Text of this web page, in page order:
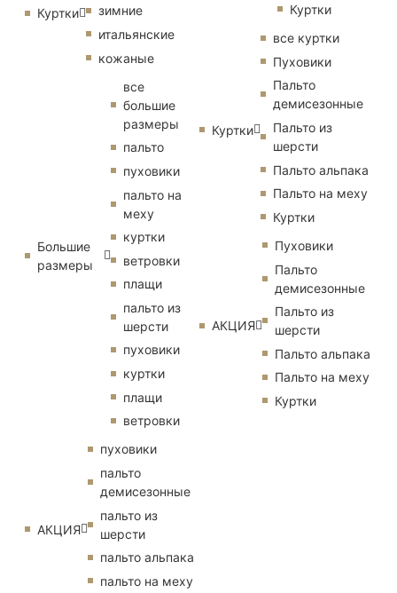
Куртки
зимние
итальянские
кожаные
Большие
размеры
все
большие
размеры
пальто
пуховики
пальто на
меху
куртки
ветровки
плащи
пальто из
шерсти
пуховики
куртки
плащи
ветровки
АКЦИЯ
пуховики
пальто
демисезонные
пальто из
шерсти
пальто альпака
пальто на меху
Куртки
Куртки
все куртки
Пуховики
Пальто
демисезонные
Пальто из
шерсти
Пальто альпака
Пальто на меху
Куртки
АКЦИЯ
Пуховики
Пальто
демисезонные
Пальто из
шерсти
Пальто альпака
Пальто на меху
Куртки